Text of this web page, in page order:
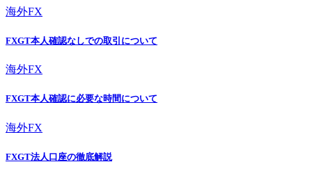
海外FX
FXGT本人確認なしでの取引について
海外FX
FXGT本人確認に必要な時間について
海外FX
FXGT法人口座の徹底解説